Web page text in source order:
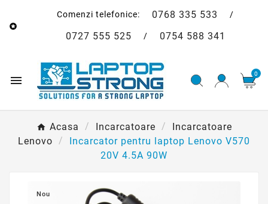

Comenzi telefonice: 0768 335 533
0727 555 525 / 0754 588 341
 0
Acasa Incarcatoare
Incarcatoare
Lenovo
Incarcator pentru laptop Lenovo V570
20V 4.5A 90W
Nou